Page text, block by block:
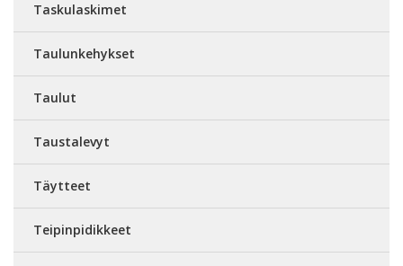
Taskulaskimet
Taulunkehykset
Taulut
Taustalevyt
Täytteet
Teipinpidikkeet